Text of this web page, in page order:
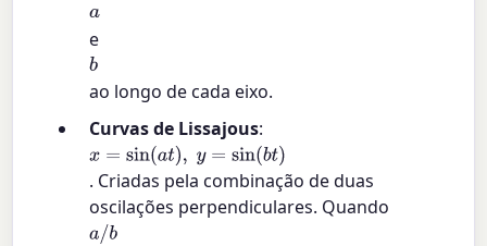
a
e
b
ao longo de cada eixo.
Curvas de Lissajous:
x=sin(at),y=sin (b t)
. Criadas pela combinação de duas
oscilações perpendiculares. Quando
a/b